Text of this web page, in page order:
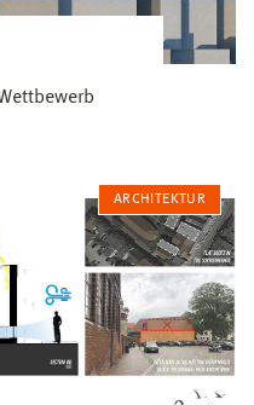
ARCHITEKTUR